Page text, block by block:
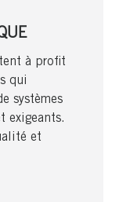
à profit
qui
systèmes
exigeants.
et